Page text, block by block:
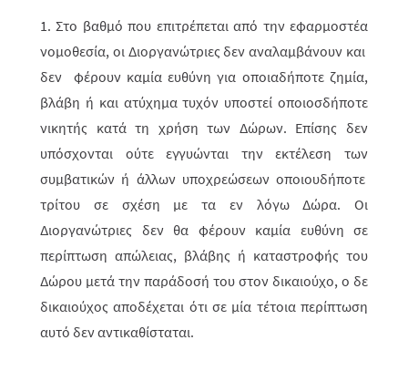
1. Στο βαθμό που επιτρέπεται από την εφαρμοστέα
νομοθεσία, οι Διοργανώ­τριες δεν αναλαμβάνουν και
δεν φέρουν καμία ευθύνη για οποιαδήποτε ζημία,
βλάβη ή και ατύχημα τυχόν υποστεί οποιοσδήποτε
νικητής κατά τη χρήση των Δώρων. Επίσης δεν
υπόσχονται ούτε εγγυώνται την εκτέλεση των
συμβατικών ή άλλων υποχρεώσεων οποιουδήποτε
τρίτου σε σχέση με τα εν λόγω Δώρα. Οι
Διοργανώτριες δεν θα φέρουν καμία ευθύνη σε
περίπτωση απώλειας, βλά­βης ή καταστροφής του
Δώρου μετά την παράδοσή του στον δικαιούχο, ο δε
δικαιούχος αποδέχεται ότι σε μία τέτοια περίπτωση
αυτό δεν αντικαθίσταται.